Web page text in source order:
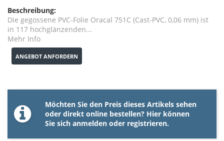
Beschreibung:
Die gegossene PVC-Folie Oracal 751C (Cast-PVC, 0,06 mm) ist
in 117 hochglänzenden...
Mehr Info
ANGEBOT ANFORDERN
Möchten Sie den Preis dieses Artikels sehen
oder direkt online bestellen? Hier können
Sie sich anmelden oder registrieren.